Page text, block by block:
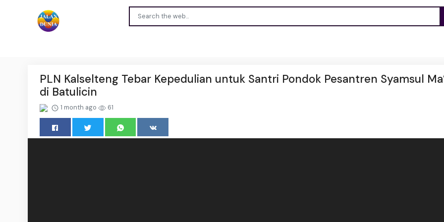
PLN Kalselteng Tebar Kepedulian untuk Santri Pondok Pesantren Syamsul
di Batulicin
1 month ago 61